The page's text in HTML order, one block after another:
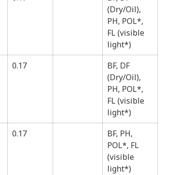
(Dry/Oil),
PH, POL*,
FL (visible
light*)
0.17
BF, DF
(Dry/Oil),
PH, POL*,
FL (visible
light*)
0.17
BF, PH,
POL*, FL
(visible
light*)